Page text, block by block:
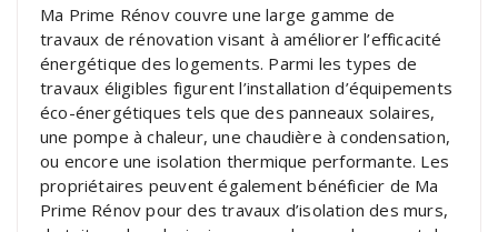
Ma Prime Rénov couvre une large gamme de
travaux de rénovation visant à améliorer l’efficacité
énergétique des logements. Parmi les types de
travaux éligibles figurent l’installation d’équipements
éco-énergétiques tels que des panneaux solaires,
une pompe à chaleur, une chaudière à condensation,
ou encore une isolation thermique performante. Les
propriétaires peuvent également bénéficier de Ma
Prime Rénov pour des travaux d’isolation des murs,